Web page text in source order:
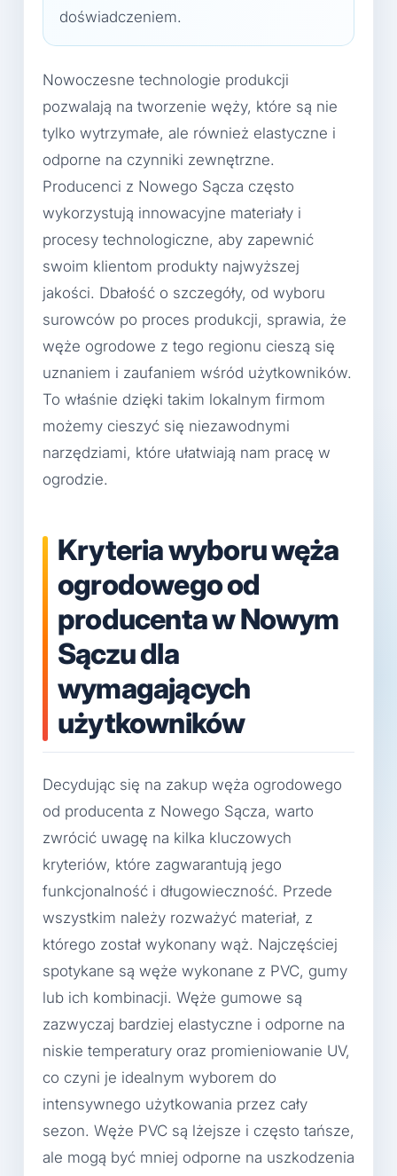
doświadczeniem.
Nowoczesne technologie produkcji
pozwalają na tworzenie węży, które są nie
tylko wytrzymałe, ale również elastyczne i
odporne na czynniki zewnętrzne.
Producenci z Nowego Sącza często
wykorzystują innowacyjne materiały i
procesy technologiczne, aby zapewnić
swoim klientom produkty najwyższej
jakości. Dbałość o szczegóły, od wyboru
surowców po proces produkcji, sprawia, że
węże ogrodowe z tego regionu cieszą się
uznaniem i zaufaniem wśród użytkowników.
To właśnie dzięki takim lokalnym firmom
możemy cieszyć się niezawodnymi
narzędziami, które ułatwiają nam pracę w
ogrodzie.
Kryteria wyboru węża
ogrodowego od
producenta w Nowym
Sączu dla
wymagających
użytkowników
Decydując się na zakup węża ogrodowego
od producenta z Nowego Sącza, warto
zwrócić uwagę na kilka kluczowych
kryteriów, które zagwarantują jego
funkcjonalność i długowieczność. Przede
wszystkim należy rozważyć materiał, z
którego został wykonany wąż. Najczęściej
spotykane są węże wykonane z PVC, gumy
lub ich kombinacji. Węże gumowe są
zazwyczaj bardziej elastyczne i odporne na
niskie temperatury oraz promieniowanie UV,
co czyni je idealnym wyborem do
intensywnego użytkowania przez cały
sezon. Węże PVC są lżejsze i często tańsze,
ale mogą być mniej odporne na uszkodzenia